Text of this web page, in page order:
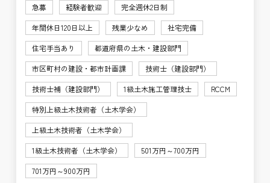
急募 経験者歓迎
完全週休2日制
年間休日120日以上
残業少なめ
社宅完備
住宅手当あり
都道府県の土木・建設部門
市区町村の建設・都市計画課
技術士（建設部門）
技術士補（建設部門）
1級土木施工管理技士
RCCM
特別上級土木技術者（土木学会）
上級土木技術者（土木学会）
1級土木技術者（土木学会）
501万円～700万円
701万円～900万円